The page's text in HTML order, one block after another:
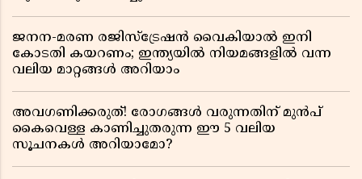
ജനന-മരണ രജിസ്ട്രേഷൻ വൈകിയാൽ ഇനി
കോടതി കയറണം; ഇന്ത്യയിൽ നിയമങ്ങളിൽ വന്ന
വലിയ മാറ്റങ്ങൾ അറിയാം
അവഗണിക്കരുത്! രോഗങ്ങൾ വരുന്നതിന് മുൻപ്
കൈവെള്ള കാണിച്ചുതരുന്ന ഈ 5 വലിയ
സൂചനകൾ അറിയാമോ?